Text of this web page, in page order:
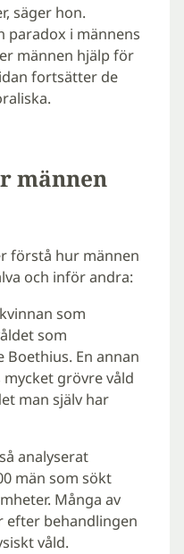
säger hon.
paradox i männens
männen hjälp för
fortsätter de
männen
förstå hur männen
och inför andra:
som
som
Boethius. En annan
grövre våld
man själv har
analyserat
män som sökt
Många av
efter behandlingen
våld.